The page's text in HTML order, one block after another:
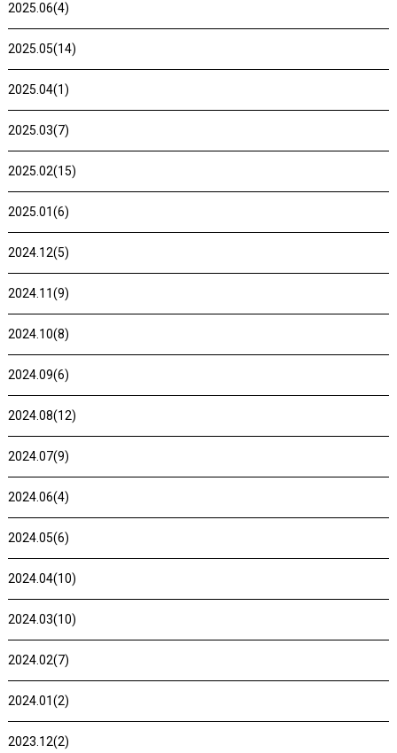
2025.06(4)
2025.05(14)
2025.04(1)
2025.03(7)
2025.02(15)
2025.01(6)
2024.12(5)
2024.11(9)
2024.10(8)
2024.09(6)
2024.08(12)
2024.07(9)
2024.06(4)
2024.05(6)
2024.04(10)
2024.03(10)
2024.02(7)
2024.01(2)
2023.12(2)